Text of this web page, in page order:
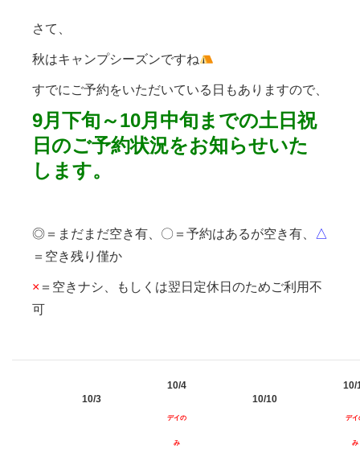
さて、
秋はキャンプシーズンですね
すでにご予約をいただいている日もありますので、
9月下旬～10月中旬までの土日祝
日のご予約状況をお知らせいた
します。
◎＝まだまだ空き有、〇＝予約はあるが空き有、
△
＝空き残り僅か
× ＝空きナシ、もしくは翌日定休日のためご利用不
可
10/3
10/4
デイの
み
10/10
10/
デイ
み